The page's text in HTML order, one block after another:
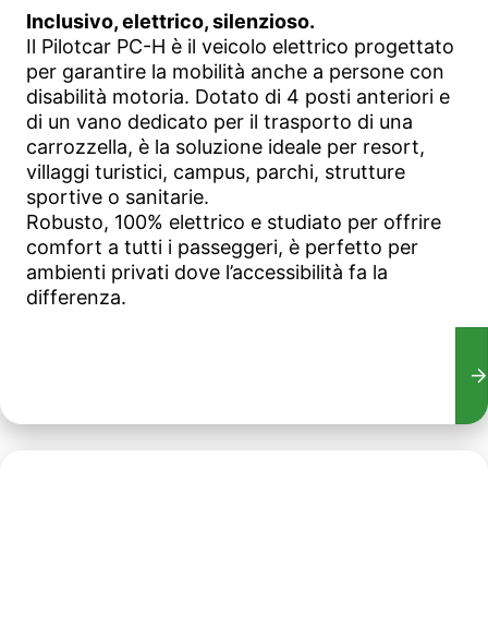
Inclusivo, elettrico, silenzioso.
Il Pilotcar PC-H è il veicolo elettrico progettato
per garantire la mobilità anche a persone con
disabilità motoria. Dotato di 4 posti anteriori e
di un vano dedicato per il trasporto di una
carrozzella, è la soluzione ideale per resort,
villaggi turistici, campus, parchi, strutture
sportive o sanitarie.
Robusto, 100% elettrico e studiato per offrire
comfort a tutti i passeggeri, è perfetto per
ambienti privati dove l’accessibilità fa la
differenza.